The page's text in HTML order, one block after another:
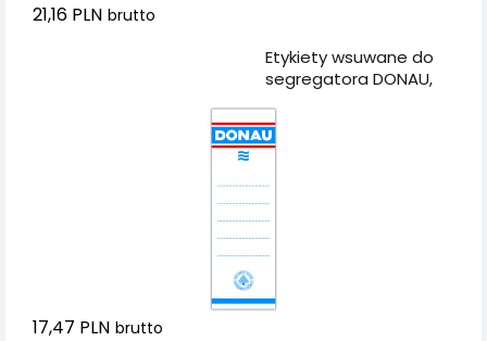
21,16 PLN brutto
Etykiety wsuwane do
segregatora DONAU,
dwustronne, 20szt.
17,47 PLN brutto